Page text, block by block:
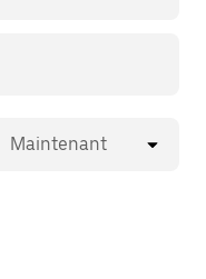
Maintenant